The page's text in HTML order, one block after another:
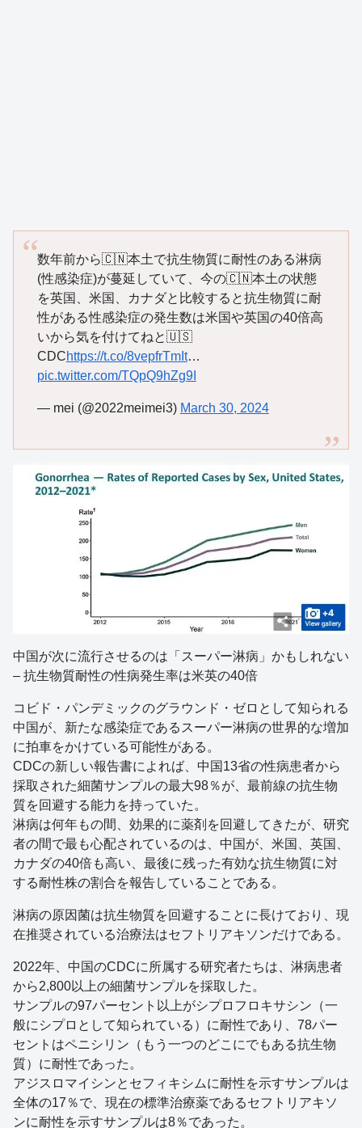
数年前から🇨🇳本土で抗生物質に耐性のある淋病
(性感染症)が蔓延していて、今の🇨🇳本土の状態
を英国、米国、カナダと比較すると抗生物質に耐
性がある性感染症の発生数は米国や英国の40倍高
いから気を付けてねと🇺🇸
CDChttps://t.co/8vepfrTmIt…
pic.twitter.com/TQpQ9hZg9I
— mei (@2022meimei3) March 30, 2024
中国が次に流行させるのは「スーパー淋病」かもしれない
– 抗生物質耐性の性病発生率は米英の40倍
コビド・パンデミックのグラウンド・ゼロとして知られる
中国が、新たな感染症であるスーパー淋病の世界的な増加
に拍車をかけている可能性がある。
CDCの新しい報告書によれば、中国13省の性病患者から
採取された細菌サンプルの最大98％が、最前線の抗生物
質を回避する能力を持っていた。
淋病は何年もの間、効果的に薬剤を回避してきたが、研究
者の間で最も心配されているのは、中国が、米国、英国、
カナダの40倍も高い、最後に残った有効な抗生物質に対
する耐性株の割合を報告していることである。
淋病の原因菌は抗生物質を回避することに長けており、現
在推奨されている治療法はセフトリアキソンだけである。
2022年、中国のCDCに所属する研究者たちは、淋病患者
から2,800以上の細菌サンプルを採取した。
サンプルの97パーセント以上がシプロフロキサシン（一
般にシプロとして知られている）に耐性であり、78パー
セントはペニシリン（もう一つのどこにでもある抗生物
質）に耐性であった。
アジスロマイシンとセフィキシムに耐性を示すサンプルは
全体の17％で、現在の標準治療薬であるセフトリアキソ
ンに耐性を示すサンプルは8％であった。